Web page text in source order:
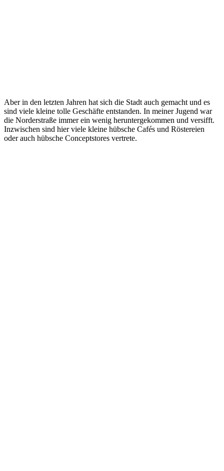
Aber in den letzten Jahren hat sich die Stadt auch gemacht und es
sind viele kleine tolle Geschäfte entstanden. In meiner Jugend war
die Norderstraße immer ein wenig heruntergekommen und versifft.
Inzwischen sind hier viele kleine hübsche Cafés und Röstereien
oder auch hübsche Conceptstores vertrete.